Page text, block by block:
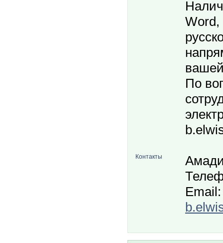
Word,
По
Контакты
Email: